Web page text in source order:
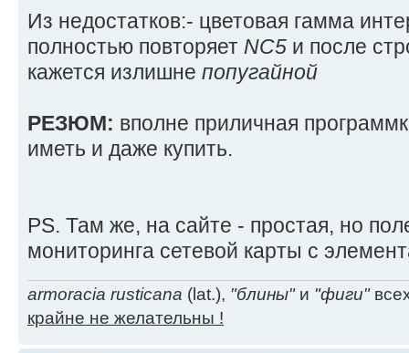
Из недостатков:- цветовая гамма
полностью повторяет NC5 и после
кажется излишне попугайной
РЕЗЮМ: вполне приличная
иметь и даже купить.
PS. Там же, на сайте - простая, но
мониторинга сетевой карты с
armoracia rusticana (lat.), "блины"и "фиги"
крайне не желательны !